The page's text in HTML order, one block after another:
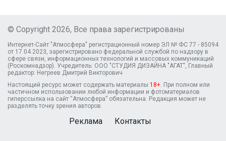
© Copyright 2026, Все права зарегистрированы
Интернет-Сайт "Атмосфера" регистрационный номер ЭЛ № ФС 77 - 85094
от 17.04.2023, зарегистрировано федеральной службой по надзору в
сфере связи, информационных технологий и массовых коммуникаций
(Роскомнадзор). Учредитель: ООО "СТУДИЯ ДИЗАЙНА "АГАТ", Главный
редактор: Негреев Дмитрий Викторович
Настоящий ресурс может содержать материалы 18+ . При полном или
частичном использовании любой информации и фотоматериалов
гиперссылка на сайт “Атмосфера” обязательна. Редакция может не
разделять точку зрения авторов.
Реклама Контакты